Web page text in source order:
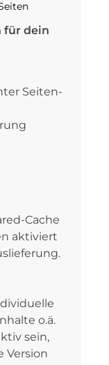
für dein
Seiten-
Cache
aktiviert
o.ä.
sein,
Version